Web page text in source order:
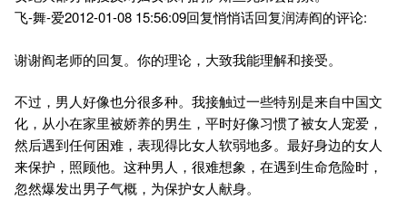
飞-舞-爱2012-01-08 15:56:09回复悄悄话回复润涛阎的评论:
谢谢阎老师的回复。你的理论，大致我能理解和接受。
不过，男人好像也分很多种。我接触过一些特别是来自中国文
化，从小在家里被娇养的男生，平时好像习惯了被女人宠爱，
然后遇到任何困难，表现得比女人软弱地多。最好身边的女人
来保护，照顾他。这种男人，很难想象，在遇到生命危险时，
忽然爆发出男子气概，为保护女人献身。